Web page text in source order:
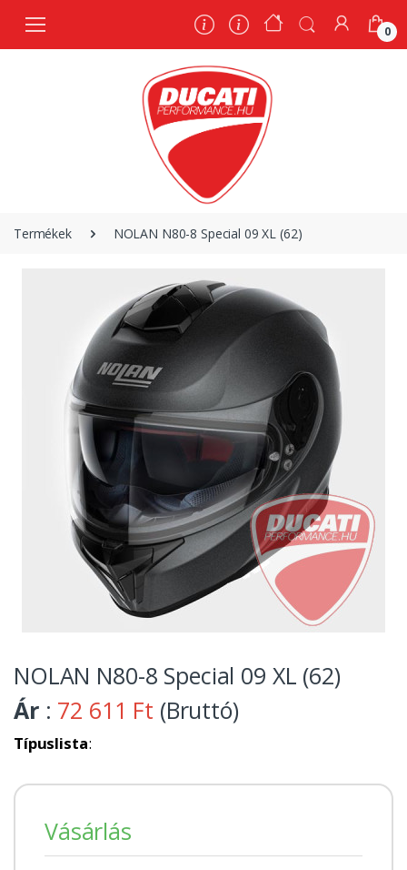
0
Termékek NOLAN N80-8 Special 09 XL (62)
NOLAN N80-8 Special 09 XL (62)
Ár : 72 611 Ft (Bruttó)
Típuslista:
Vásárlás
0